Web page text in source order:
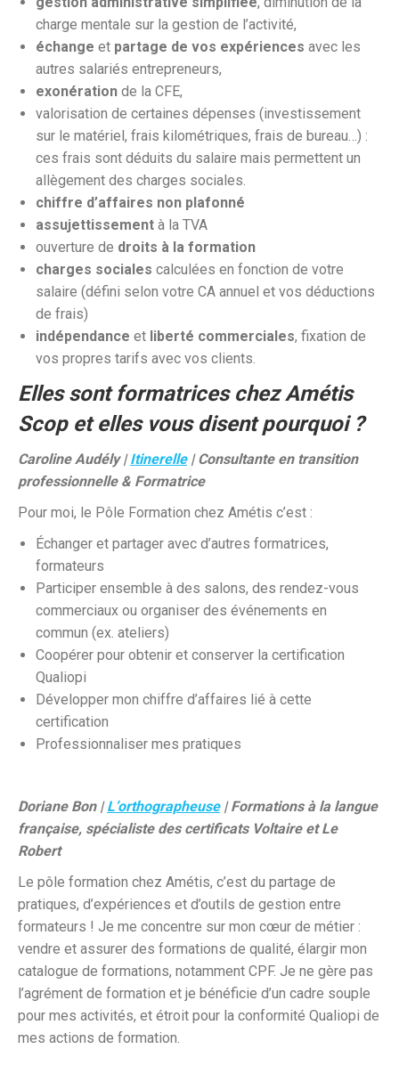
charge mentale sur la gestion de l’activité,
échange et partage de vos expériences avec les
autres salariés entrepreneurs,
exonération de la CFE,
valorisation de certaines dépenses (investissement
sur le matériel, frais kilométriques, frais de bureau…) :
ces frais sont déduits du salaire mais permettent un
allègement des charges sociales.
chiffre d’affaires non plafonné
assujettissement à la TVA
ouverture de droits à la formation
charges sociales calculées en fonction de votre
salaire (défini selon votre CA annuel et vos déductions
de frais)
indépendance et liberté commerciales, fixation de
vos propres tarifs avec vos clients.
Elles sont formatrices chez Amétis
Scop et elles vous disent pourquoi ?
Caroline Audély |Itinerelle| Consultante en transition
professionnelle & Formatrice
Pour moi, le Pôle Formation chez Amétis c’est :
Échanger et partager avec d’autres formatrices,
formateurs
Participer ensemble à des salons, des rendez-vous
commerciaux ou organiser des événements en
commun (ex. ateliers)
Coopérer pour obtenir et conserver la certification
Qualiopi
Développer mon chiffre d’affaires lié à cette
certification
Professionnaliser mes pratiques
Doriane Bon |L’orthographeuse| Formations à la langue
française, spécialiste des certificats Voltaire et Le
Robert
Le pôle formation chez Amétis, c’est du partage de
pratiques, d’expériences et d’outils de gestion entre
formateurs ! Je me concentre sur mon cœur de métier :
vendre et assurer des formations de qualité, élargir mon
catalogue de formations, notamment CPF. Je ne gère pas
l’agrément de formation et je bénéficie d’un cadre souple
pour mes activités, et étroit pour la conformité Qualiopi de
mes actions de formation.